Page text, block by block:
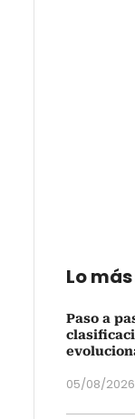
Lo
Paso a
05/08/2026